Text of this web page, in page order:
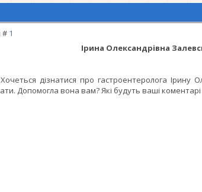
# 1
Ірина Олександрівна
дізнатися про гастроентеролога Ірину
Допомогла вона вам? Які будуть ваші коментарі